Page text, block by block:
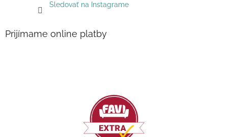
Sledovať na Instagrame
Prijímame online platby